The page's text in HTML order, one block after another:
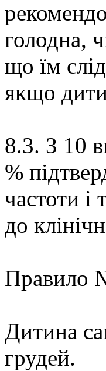
голодна,
що їм
якщо
8.3. З 10
%
частоти і
до
Правило
Дитина
грудей.